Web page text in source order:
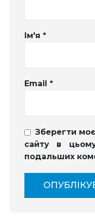
Ім'я *
Email *
Зберегти
сайту в
подальших